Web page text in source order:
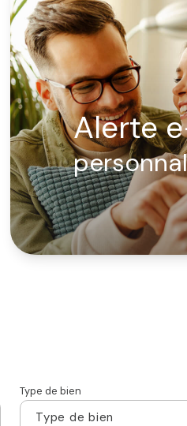
Alerte
Type de bien
Type de bien